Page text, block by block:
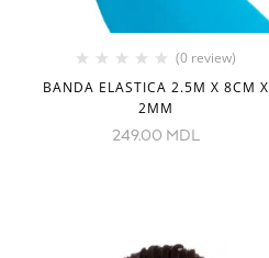
(0 review)
BANDA ELASTICA 2.5M X 8CM X
2MM
249.00 MDL